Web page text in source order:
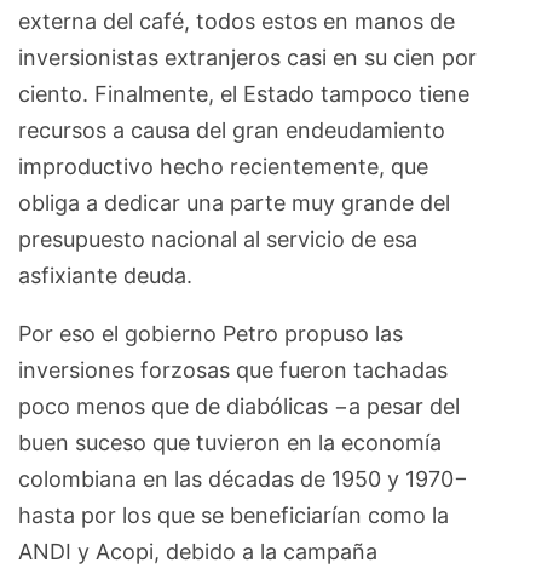
externa del café, todos estos en manos de
inversionistas extranjeros casi en su cien por
ciento. Finalmente, el Estado tampoco tiene
recursos a causa del gran endeudamiento
improductivo hecho recientemente, que
obliga a dedicar una parte muy grande del
presupuesto nacional al servicio de esa
asfixiante deuda.
Por eso el gobierno Petro propuso las
inversiones forzosas que fueron tachadas
poco menos que de diabólicas −a pesar del
buen suceso que tuvieron en la economía
colombiana en las décadas de 1950 y 1970−
hasta por los que se beneficiarían como la
ANDI y Acopi, debido a la campaña